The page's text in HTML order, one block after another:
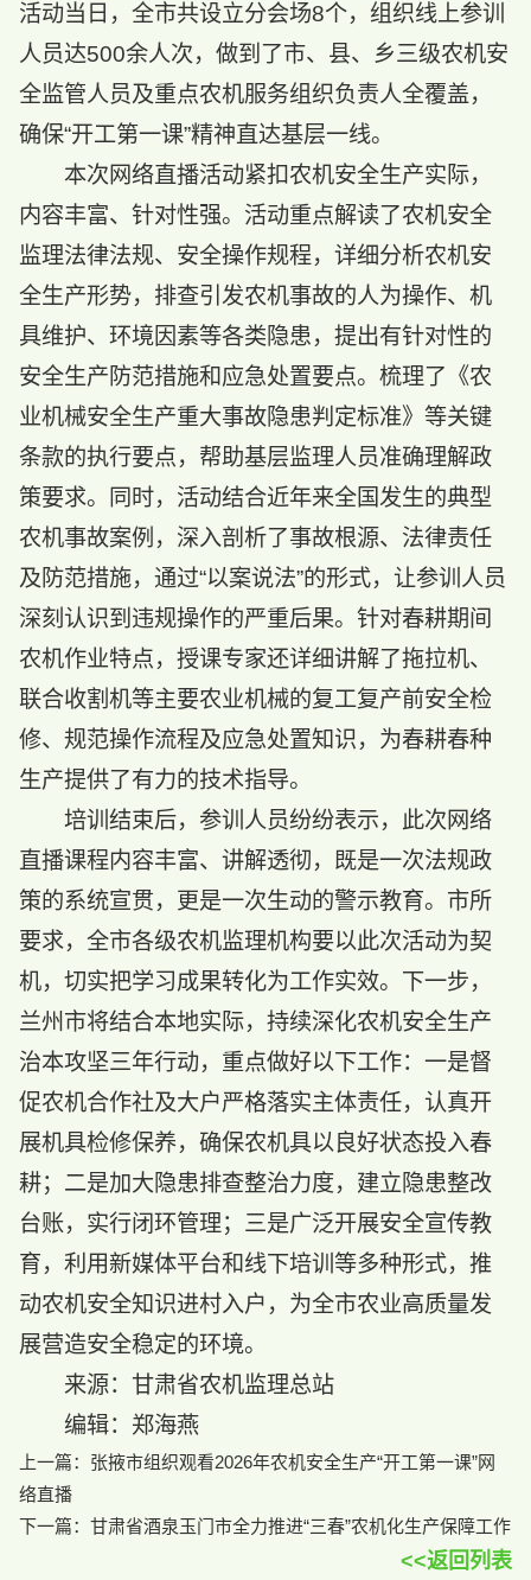
活动当日，全市共设立分会场8个，组织线上参训
人员达500余人次，做到了市、县、乡三级农机安
全监管人员及重点农机服务组织负责人全覆盖，
确保“开工第一课”精神直达基层一线。
本次网络直播活动紧扣农机安全生产实际，
内容丰富、针对性强。活动重点解读了农机安全
监理法律法规、安全操作规程，详细分析农机安
全生产形势，排查引发农机事故的人为操作、机
具维护、环境因素等各类隐患，提出有针对性的
安全生产防范措施和应急处置要点。梳理了《农
业机械安全生产重大事故隐患判定标准》等关键
条款的执行要点，帮助基层监理人员准确理解政
策要求。同时，活动结合近年来全国发生的典型
农机事故案例，深入剖析了事故根源、法律责任
及防范措施，通过“以案说法”的形式，让参训人员
深刻认识到违规操作的严重后果。针对春耕期间
农机作业特点，授课专家还详细讲解了拖拉机、
联合收割机等主要农业机械的复工复产前安全检
修、规范操作流程及应急处置知识，为春耕春种
生产提供了有力的技术指导。
培训结束后，参训人员纷纷表示，此次网络
直播课程内容丰富、讲解透彻，既是一次法规政
策的系统宣贯，更是一次生动的警示教育。市所
要求，全市各级农机监理机构要以此次活动为契
机，切实把学习成果转化为工作实效。下一步，
兰州市将结合本地实际，持续深化农机安全生产
治本攻坚三年行动，重点做好以下工作：一是督
促农机合作社及大户严格落实主体责任，认真开
展机具检修保养，确保农机具以良好状态投入春
耕；二是加大隐患排查整治力度，建立隐患整改
台账，实行闭环管理；三是广泛开展安全宣传教
育，利用新媒体平台和线下培训等多种形式，推
动农机安全知识进村入户，为全市农业高质量发
展营造安全稳定的环境。
来源：甘肃省农机监理总站
编辑：郑海燕
上一篇： 张掖市组织观看2026年农机安全生产“开工第一课”网
络直播
下一篇： ​甘肃省酒泉玉门市全力推进“三春”农机化生产保障工作
<<返回列表